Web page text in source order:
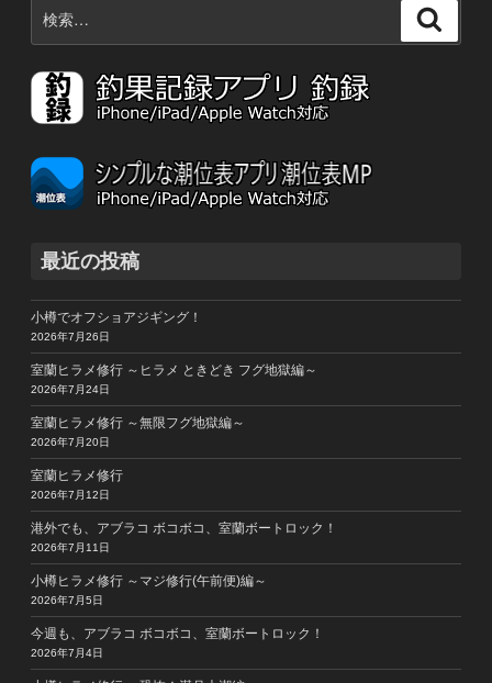
索:
最近の投稿
小樽でオフショアジギング！
2026年7月26日
室蘭ヒラメ修行 ～ヒラメ ときどき フグ地獄編～
2026年7月24日
室蘭ヒラメ修行 ～無限フグ地獄編～
2026年7月20日
室蘭ヒラメ修行
2026年7月12日
港外でも、アブラコ ボコボコ、室蘭ボートロック！
2026年7月11日
小樽ヒラメ修行 ～マジ修行(午前便)編～
2026年7月5日
今週も、アブラコ ボコボコ、室蘭ボートロック！
2026年7月4日